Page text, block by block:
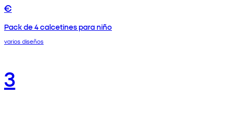
€
Pack de 4 calcetines para niño
varios diseños
3